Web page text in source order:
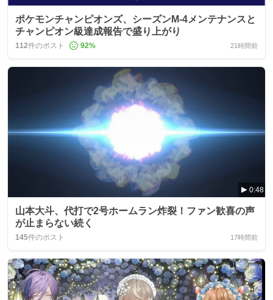
ポケモンチャンピオンズ、シーズンM-4メンテナンスと
チャンピオン級達成報告で盛り上がり
112件のポスト 92% 21時間前
0:48
山本大斗、代打で2号ホームラン炸裂！ファン歓喜の声
が止まらない続く
145件のポスト 17時間前